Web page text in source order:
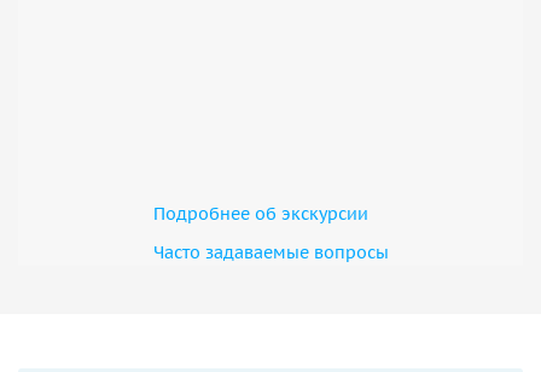
Подробнее об экскурсии
Часто задаваемые вопросы